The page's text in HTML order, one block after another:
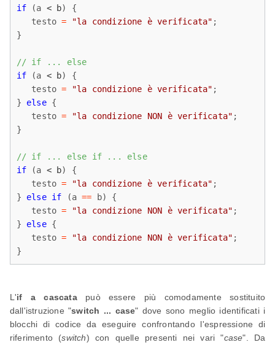
if (a < b) {
   testo
= "la condizione è verificata" ;
}
// if ... else
if (a < b) {
   testo
= "la condizione è verificata" ;
} else {
   testo
= "la condizione NON è verificata" ;
}
// if ... else if ... else
if (a < b) {
   testo
= "la condizione è verificata" ;
} else if (a == b) {
   testo
= "la condizione NON è verificata" ;
} else {
   testo
= "la condizione NON è verificata" ;
}
L'if a cascatapuò essere più comodamente sostituito
dall'istruzione "switch ... case" dove sono meglio identificati i
blocchi di codice da eseguire confrontando l'espressione di
riferimento (switch) con quelle presenti nei vari "case". Da